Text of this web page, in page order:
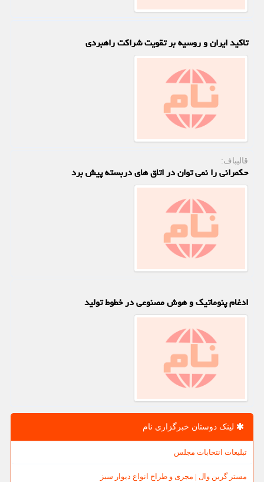
تاکید ایران و روسیه بر تقویت شراکت راهبردی
قالیباف:
حکمرانی را نمی توان در اتاق های دربسته پیش برد
ادغام پنوماتیک و هوش مصنوعی در خطوط تولید
لینک دوستان خبرگزاری نام
تبلیغات انتخابات مجلس
مستر گرین وال | مجری و طراح انواع دیوار سبز